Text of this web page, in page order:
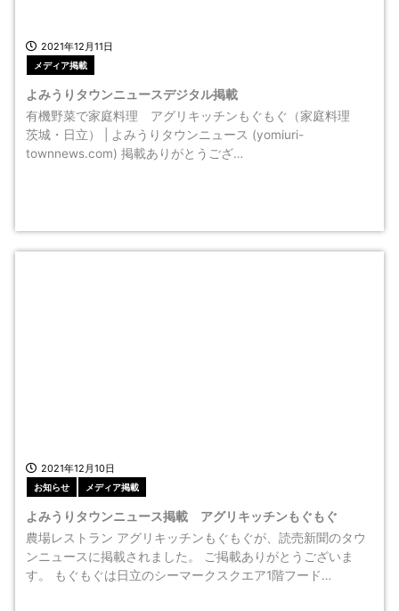
2021年12月11日
メディア掲載
よみうりタウンニュースデジタル掲載
有機野菜で家庭料理 アグリキッチンもぐもぐ（家庭料理
茨城・日立） | よみうりタウンニュース (yomiuri-
townnews.com) 掲載ありがとうござ…
2021年12月10日
お知らせ メディア掲載
よみうりタウンニュース掲載 アグリキッチンもぐもぐ
農場レストラン アグリキッチンもぐもぐが、読売新聞のタウ
ンニュースに掲載されました。 ご掲載ありがとうございま
す。 もぐもぐは日立のシーマークスクエア1階フード…